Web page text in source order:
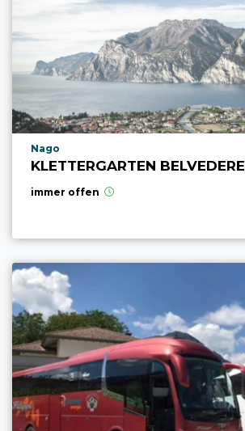
aria.poi_location_prefix
Nago
KLETTERGARTEN BELVEDERE
immer offen